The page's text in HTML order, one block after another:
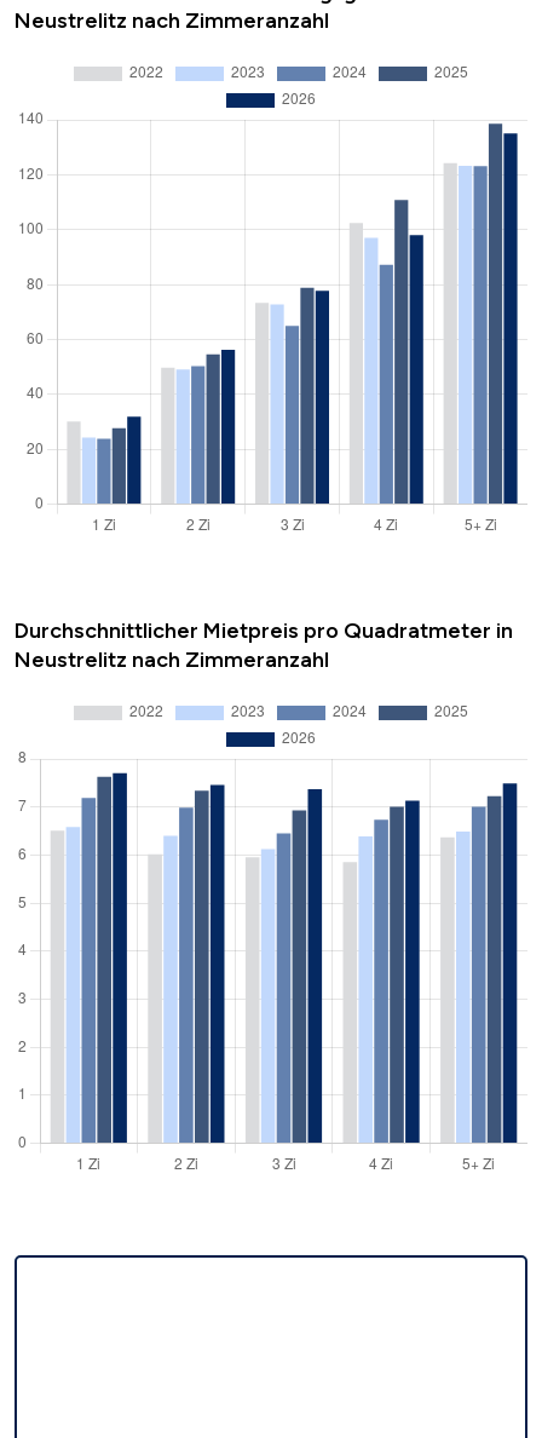
Neustrelitz nach Zimmeranzahl
Durchschnittlicher Mietpreis pro Quadratmeter in
Neustrelitz nach Zimmeranzahl